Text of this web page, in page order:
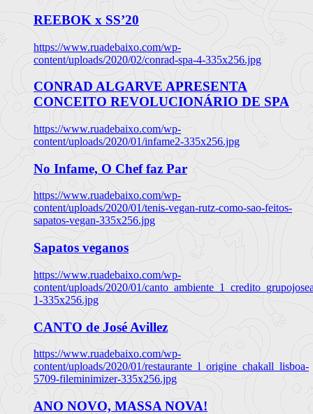
REEBOK x SS’20
https://www.ruadebaixo.com/wp-
content/uploads/2020/02/conrad-spa-4-335x256.jpg
CONRAD ALGARVE APRESENTA
CONCEITO REVOLUCIONÁRIO DE SPA
https://www.ruadebaixo.com/wp-
content/uploads/2020/01/infame2-335x256.jpg
No Infame, O Chef faz Par
https://www.ruadebaixo.com/wp-
content/uploads/2020/01/tenis-vegan-rutz-como-sao-feitos-
sapatos-vegan-335x256.jpg
Sapatos veganos
https://www.ruadebaixo.com/wp-
content/uploads/2020/01/
1-335x256.jpg
CANTO de José Avillez
https://www.ruadebaixo.com/wp-
content/uploads/2020/01/restaurante_l_origine_chakall_lisboa-
5709-fileminimizer-335x256.jpg
ANO NOVO, MASSA NOVA!